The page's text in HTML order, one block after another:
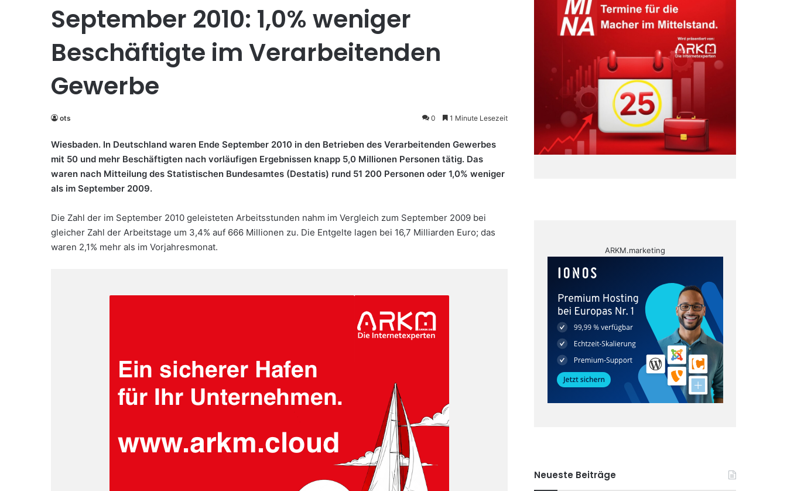
September 2010: 1,0% weniger
Beschäftigte im Verarbeitenden
Gewerbe
ots 0 1 Minute Lesezeit
Wiesbaden. In Deutschland waren Ende September 2010 in den Betrieben des Verarbeitenden Gewerbes
mit 50 und mehr Beschäftigten nach vorläufigen Ergebnissen knapp 5,0 Millionen Personen tätig. Das
waren nach Mitteilung des Statistischen Bundesamtes (Destatis) rund 51 200 Personen oder 1,0% weniger
als im September 2009.
Die Zahl der im September 2010 geleisteten Arbeitsstunden nahm im Vergleich zum September 2009 bei
gleicher Zahl der Arbeitstage um 3,4% auf 666 Millionen zu. Die Entgelte lagen bei 16,7 Milliarden Euro; das
waren 2,1% mehr als im Vorjahresmonat.
ARKM.marketing
Neueste Beiträge